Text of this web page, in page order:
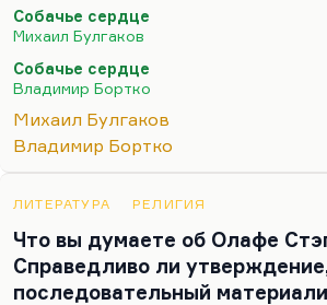
мой школьник, потому, что это
демонстрация. Если с вашей
стальной обруч, она мгновенно
это, она рассыплется. Если у вас
ваше общество превратится в
«Вам необходим я, потому что иначе
в этом смысле Сталин мог
как роман о необходимости
…
Собачье сердце
Михаил Булгаков
Собачье сердце
Владимир Бортко
Михаил Булгаков
Владимир Бортко
ЛИТЕРАТУРА РЕЛИГИЯ
Что вы думаете об Олафе
Справедливо ли
последовательный